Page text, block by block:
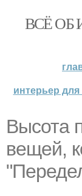
ВСЁ ОБ
интерьер
Высота
вещей,